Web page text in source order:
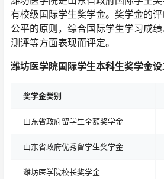
有校级国际学生奖学金。奖学金的评
公平的原则，综合国际学生学习成绩
测评等方面表现而评定。
潍坊医学院国际学生本科生奖学金
奖学金类别
山东省政府留学生全额奖学金
山东省政府优秀留学生奖学金
潍坊医学院校长奖学金